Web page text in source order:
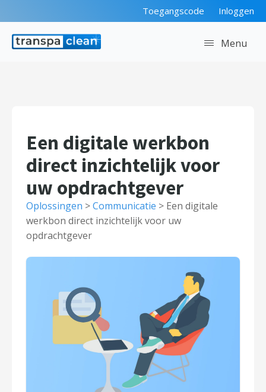
Toegangscode Inloggen
Menu
Een digitale werkbon
direct inzichtelijk voor
uw opdrachtgever
Oplossingen >Communicatie > Een digitale
werkbon direct inzichtelijk voor uw
opdrachtgever